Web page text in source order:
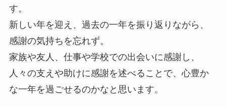
す。
新しい年を迎え、過去の一年を振り返りながら、
感謝の気持ちを忘れず。
家族や友人、仕事や学校での出会いに感謝し、
人々の支えや助けに感謝を述べることで、心豊か
な一年を過ごせるのかなと思います。